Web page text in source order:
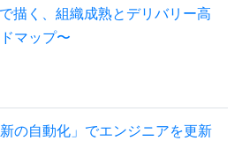
描く、組織成熟とデリバリー高
マップ〜
新の自動化」でエンジニアを更新